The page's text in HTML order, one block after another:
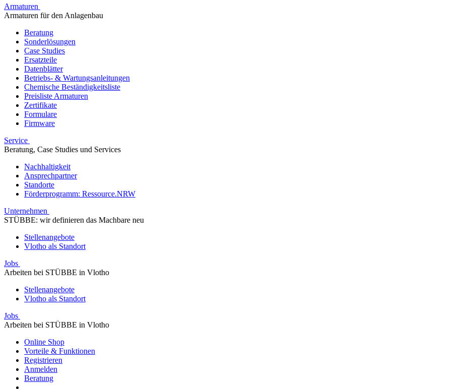
Armaturen
Armaturen für den Anlagenbau
Beratung
Sonderlösungen
Case Studies
Ersatzteile
Datenblätter
Betriebs- & Wartungsanleitungen
Chemische Beständigkeitsliste
Preisliste Armaturen
Zertifikate
Formulare
Firmware
Service
Beratung, Case Studies und Services
Nachhaltigkeit
Ansprechpartner
Standorte
Förderprogramm: Ressource.NRW
Unternehmen
STÜBBE: wir definieren das Machbare neu
Stellenangebote
Vlotho als Standort
Jobs
Arbeiten bei STÜBBE in Vlotho
Stellenangebote
Vlotho als Standort
Jobs
Arbeiten bei STÜBBE in Vlotho
Online Shop
Vorteile & Funktionen
Registrieren
Anmelden
Beratung